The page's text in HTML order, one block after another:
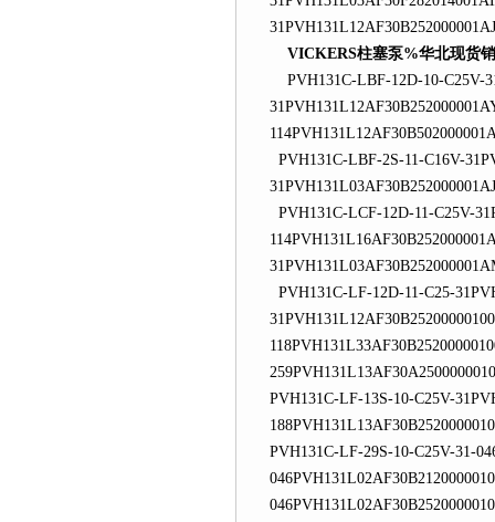
VICKERS柱塞泵%华北现货
PVH131C-LBF-12D-10-C25V-
PVH131C-LBF-2S-11-C16V-
PVH131C-LCF-12D-11-C25V-
PVH131C-LF-12D-11-C25-
PVH131C-LF-13S-10-C25V-
PVH131C-LF-29S-10-C25V-31-